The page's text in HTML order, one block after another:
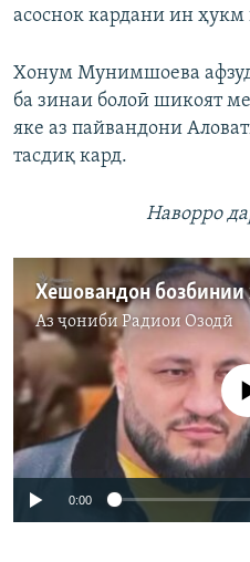
асоснок кардани ин ҳукм
Хонум Мунимшоева
ба зинаи болоӣ шикоят
яке аз пайвандони
тасдиқ кард.
Наворро
Аз ҷонибиРадиои Озодӣ
Феълан
0:00